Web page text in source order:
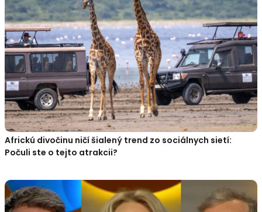
Africkú divočinu ničí šialený trend zo sociálnych sietí:
Počuli ste o tejto atrakcii?